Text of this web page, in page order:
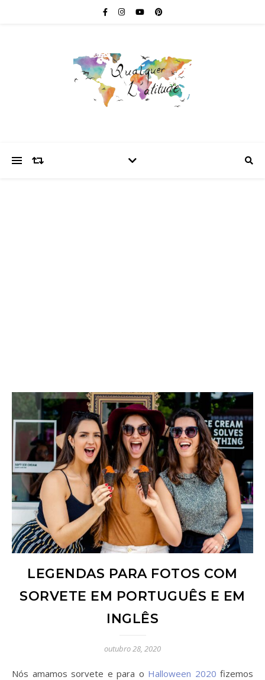
LEGENDAS PARA FOTOS COM
SORVETE EM PORTUGUÊS E EM
INGLÊS
outubro 28, 2020
Nós amamos sorvete e para o Halloween 2020 fizemos